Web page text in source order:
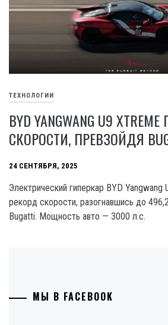
ТЕХНОЛОГИИ
BYD YANGWANG U9
СКОРОСТИ, ПРЕВЗОЙДЯ
24 СЕНТЯБРЯ, 2025
Электрический гиперкар BYD Yangwang
рекорд скорости, разогнавшись до
Bugatti. Мощность авто — 3000 л.с.
МЫ В FACEBOOK